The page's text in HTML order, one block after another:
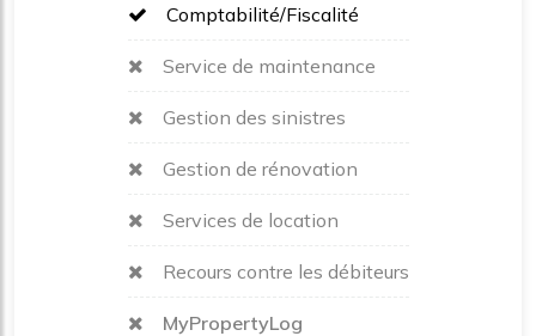
Comptabilité/Fiscalité
Service de maintenance
Gestion des sinistres
Gestion de rénovation
Services de location
Recours contre les débiteurs
MyPropertyLog